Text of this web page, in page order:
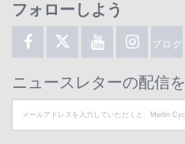
フォローしよう
ブログ
ニュースレターの配信を